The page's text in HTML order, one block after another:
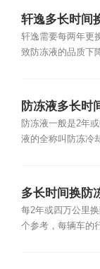
轩逸多长时间
轩逸需要每两年更
致防冻液的品质下
防冻液多长时
防冻液一般是2年
液的全称叫防冻冷
多长时间换防
每2年或四万公里
个参考，每辆车的